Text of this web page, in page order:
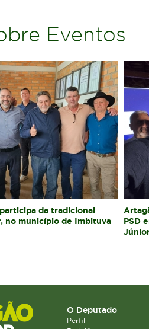
Eventos
da tradicional
no município de Imbituva
PSD
O Deputado
Perfil